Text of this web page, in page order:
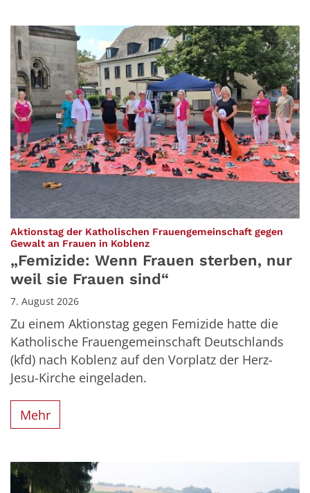
Aktionstag der Katholischen Frauengemeinschaft gegen
Gewalt an Frauen in Koblenz
„Femizide: Wenn Frauen sterben, nur
weil sie Frauen sind“
7. August 2026
Zu einem Aktionstag gegen Femizide hatte die
Katholische Frauengemeinschaft Deutschlands
(kfd) nach Koblenz auf den Vorplatz der Herz-
Jesu-Kirche eingeladen.
Mehr